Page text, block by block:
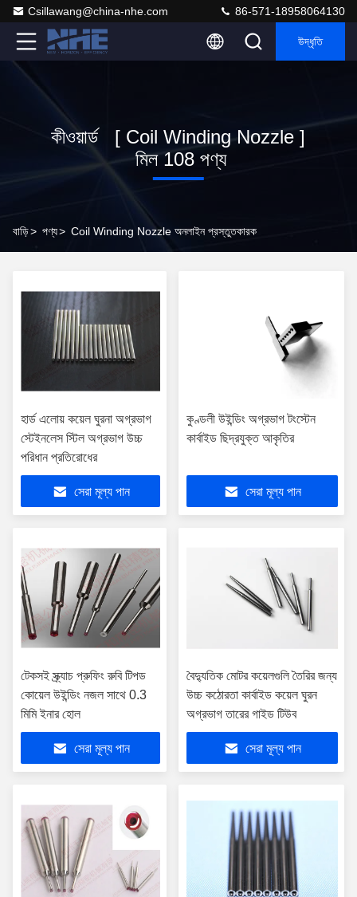
Csillawang@china-nhe.com 86-571-18958064130
উদ্ধৃতি
কীওয়ার্ড [ Coil Winding Nozzle ]
মিল 108 পণ্য
বাড়ি> পণ্য> Coil Winding Nozzle অনলাইন প্রস্তুতকারক
হার্ড এলোয় কয়েল ঘুরনা অগ্রভাগ
স্টেইনলেস স্টিল অগ্রভাগ উচ্চ
পরিধান প্রতিরোধের
সেরা মূল্য পান
কুণ্ডলী উইন্ডিং অগ্রভাগ টংস্টেন
কার্বাইড ছিদ্রযুক্ত আকৃতির
সেরা মূল্য পান
টেকসই স্ক্র্যাচ প্রুফিং রুবি টিপড
কোয়েল উইন্ডিং নজল সাথে 0.3
মিমি ইনার হোল
সেরা মূল্য পান
বৈদ্যুতিক মোটর কয়েলগুলি তৈরির জন্য
উচ্চ কঠোরতা কার্বাইড কয়েল ঘুরন
অগ্রভাগ তারের গাইড টিউব
সেরা মূল্য পান